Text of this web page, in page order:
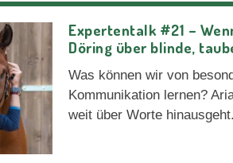
Expertentalk #21 –
Döring über blinde,
Was können wir von
Kommunikation lernen?
weit über Worte hinausgeht.